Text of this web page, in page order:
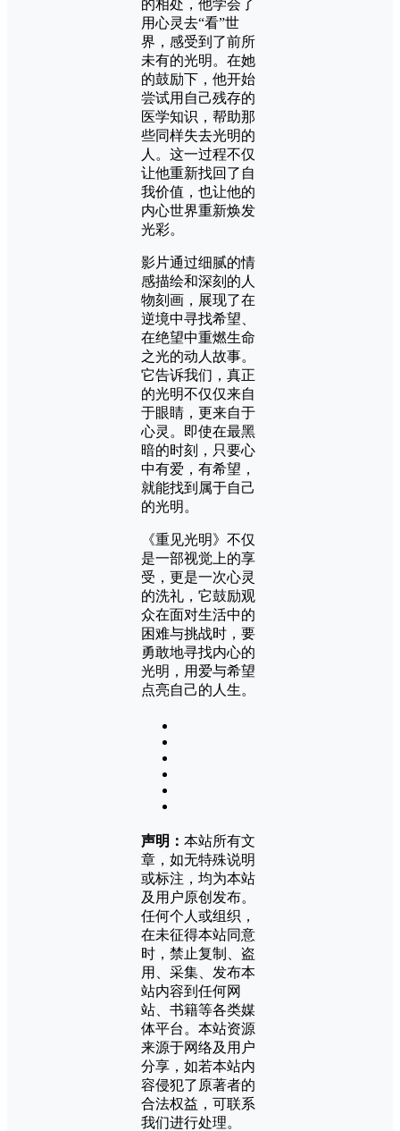
的相处，他学会了
用心灵去“看”世
界，感受到了前所
未有的光明。在她
的鼓励下，他开始
尝试用自己残存的
医学知识，帮助那
些同样失去光明的
人。这一过程不仅
让他重新找回了自
我价值，也让他的
内心世界重新焕发
光彩。
影片通过细腻的情
感描绘和深刻的人
物刻画，展现了在
逆境中寻找希望、
在绝望中重燃生命
之光的动人故事。
它告诉我们，真正
的光明不仅仅来自
于眼睛，更来自于
心灵。即使在最黑
暗的时刻，只要心
中有爱，有希望，
就能找到属于自己
的光明。
《重见光明》不仅
是一部视觉上的享
受，更是一次心灵
的洗礼，它鼓励观
众在面对生活中的
困难与挑战时，要
勇敢地寻找内心的
光明，用爱与希望
点亮自己的人生。
声明： 本站所有文
章，如无特殊说明
或标注，均为本站
及用户原创发布。
任何个人或组织，
在未征得本站同意
时，禁止复制、盗
用、采集、发布本
站内容到任何网
站、书籍等各类媒
体平台。本站资源
来源于网络及用户
分享，如若本站内
容侵犯了原著者的
合法权益，可联系
我们进行处理。